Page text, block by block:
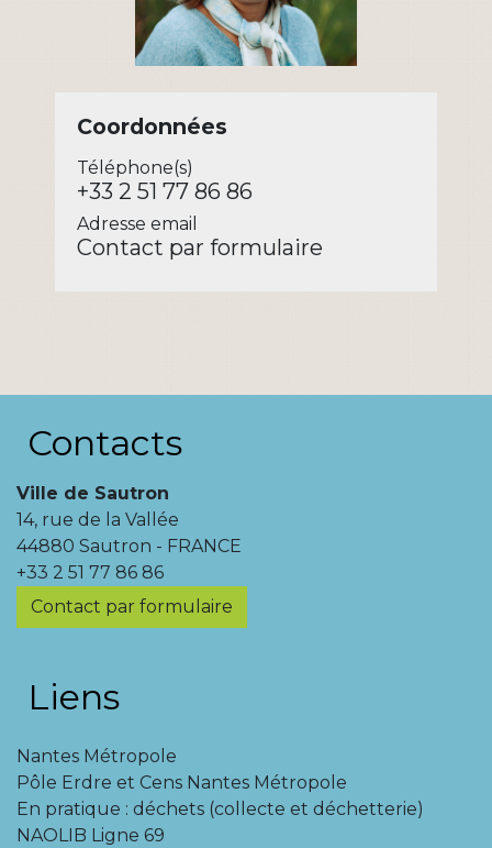
Coordonnées
Téléphone(s)
+33 2 51 77 86 86
Adresse email
Contact par formulaire
Contacts
Ville de Sautron
14, rue de la Vallée
44880 Sautron - FRANCE
+33 2 51 77 86 86
Contact par formulaire
Liens
Nantes Métropole
Pôle Erdre et Cens Nantes Métropole
En pratique : déchets (collecte et déchetterie)
NAOLIB Ligne 69